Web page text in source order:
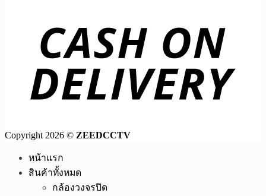
Copyright 2026 © ZEEDCCTV
หน้าแรก
สินค้าทั้งหมด
กล้องวงจรปิด